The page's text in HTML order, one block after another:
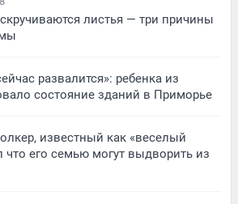
листья — три причины
развалится»: ребенка из
состояние зданий в Приморье
известный как «веселый
что его семью могут выдворить из